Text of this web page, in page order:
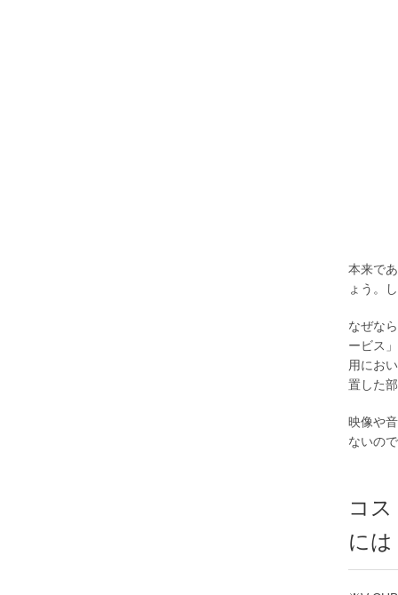
本来で
ょう。
なぜな
ービス
用にお
置した
映像や
ないの
コ
には